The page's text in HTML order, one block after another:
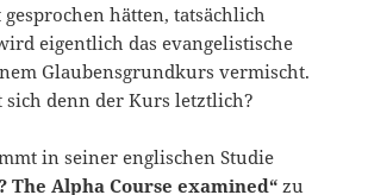
gesprochen hätten, tatsächlich
eigentlich das evangelistische
Glaubensgrundkurs vermischt.
denn der Kurs letztlich?
in seiner englischen Studie
The Alpha Course examined“zu